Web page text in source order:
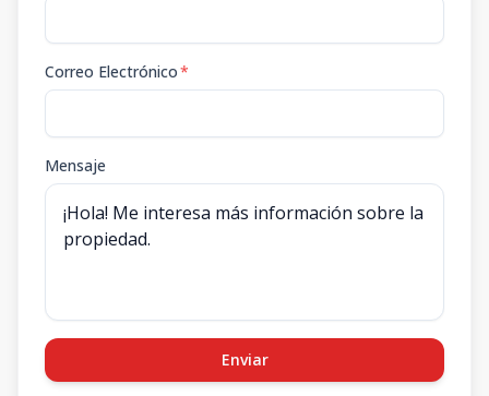
Correo Electrónico*
Mensaje
Enviar